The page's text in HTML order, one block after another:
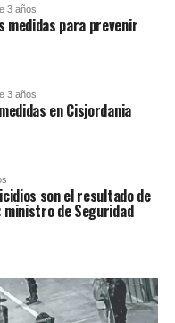
3 años
medidas para prevenir
3 años
en Cisjordania
son el resultado de
de Seguridad